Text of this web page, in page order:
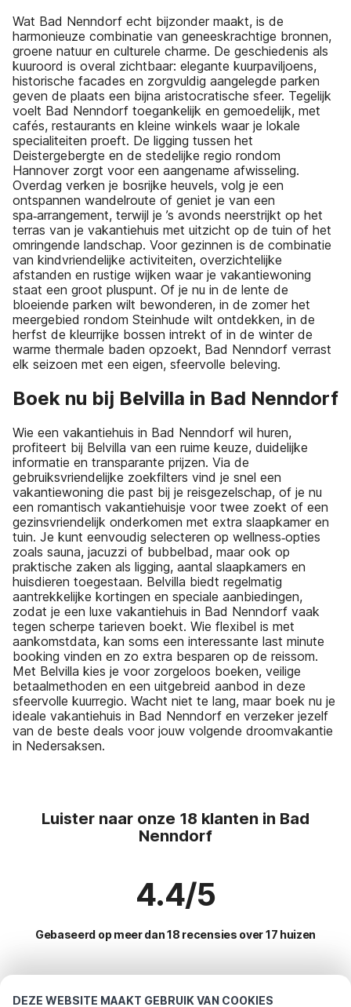
DEZE WEBSITE MAAKT GEBRUIK VAN COOKIES
Wat Bad Nenndorf echt bijzonder maakt, is de
harmonieuze combinatie van geneeskrachtige bronnen,
groene natuur en culturele charme. De geschiedenis als
kuuroord is overal zichtbaar: elegante kuurpaviljoens,
historische facades en zorgvuldig aangelegde parken
geven de plaats een bijna aristocratische sfeer. Tegelijk
voelt Bad Nenndorf toegankelijk en gemoedelijk, met
cafés, restaurants en kleine winkels waar je lokale
specialiteiten proeft. De ligging tussen het
Deistergebergte en de stedelijke regio rondom
Hannover zorgt voor een aangename afwisseling.
Overdag verken je bosrijke heuvels, volg je een
ontspannen wandelroute of geniet je van een
spa‑arrangement, terwijl je ’s avonds neerstrijkt op het
terras van je vakantiehuis met uitzicht op de tuin of het
omringende landschap. Voor gezinnen is de combinatie
van kindvriendelijke activiteiten, overzichtelijke
afstanden en rustige wijken waar je vakantiewoning
staat een groot pluspunt. Of je nu in de lente de
bloeiende parken wilt bewonderen, in de zomer het
meergebied rondom Steinhude wilt ontdekken, in de
herfst de kleurrijke bossen intrekt of in de winter de
warme thermale baden opzoekt, Bad Nenndorf verrast
elk seizoen met een eigen, sfeervolle beleving.
Boek nu bij Belvilla in Bad Nenndorf
Wie een vakantiehuis in Bad Nenndorf wil huren,
profiteert bij Belvilla van een ruime keuze, duidelijke
informatie en transparante prijzen. Via de
gebruiksvriendelijke zoekfilters vind je snel een
vakantiewoning die past bij je reisgezelschap, of je nu
een romantisch vakantiehuisje voor twee zoekt of een
gezinsvriendelijk onderkomen met extra slaapkamer en
tuin. Je kunt eenvoudig selecteren op wellness‑opties
zoals sauna, jacuzzi of bubbelbad, maar ook op
praktische zaken als ligging, aantal slaapkamers en
huisdieren toegestaan. Belvilla biedt regelmatig
aantrekkelijke kortingen en speciale aanbiedingen,
zodat je een luxe vakantiehuis in Bad Nenndorf vaak
tegen scherpe tarieven boekt. Wie flexibel is met
aankomstdata, kan soms een interessante last minute
booking vinden en zo extra besparen op de reissom.
Met Belvilla kies je voor zorgeloos boeken, veilige
betaalmethoden en een uitgebreid aanbod in deze
sfeervolle kuurregio. Wacht niet te lang, maar boek nu je
ideale vakantiehuis in Bad Nenndorf en verzeker jezelf
van de beste deals voor jouw volgende droomvakantie
in Nedersaksen.
Luister naar onze 18 klanten in Bad
Nenndorf
4.4/5
Gebaseerd op meer dan 18 recensies over 17 huizen
Meest populaire bestemmingen voor